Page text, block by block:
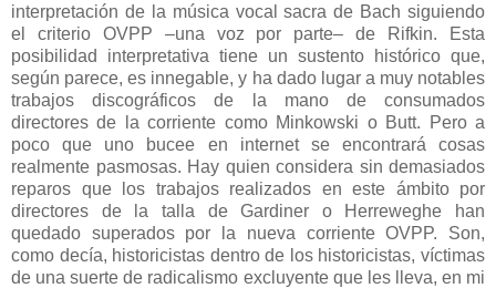
interpretación de la música vocal sacra de Bach siguiendo
el criterio OVPP –una voz por parte– de Rifkin. Esta
posibilidad interpretativa tiene un sustento histórico que,
según parece, es innegable, y ha dado lugar a muy notables
trabajos discográficos de la mano de consumados
directores de la corriente como Minkowski o Butt. Pero a
poco que uno bucee en internet se encontrará cosas
realmente pasmosas. Hay quien considera sin demasiados
reparos que los trabajos realizados en este ámbito por
directores de la talla de Gardiner o Herreweghe han
quedado superados por la nueva corriente OVPP. Son,
como decía, historicistas dentro de los historicistas, víctimas
de una suerte de radicalismo excluyente que les lleva, en mi